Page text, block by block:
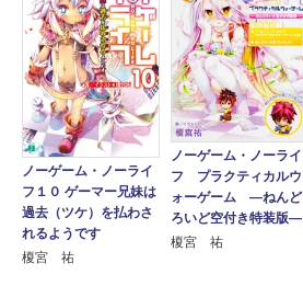
ノーゲーム・ノーライ
フ１０ ゲーマー兄妹は
過去（ツケ）を払わさ
れるようです
榎宮 祐
ノーゲーム・ノーライ
フ プラクティカルウ
ォーゲーム ―ねんど
ろいど空付き特装版―
榎宮 祐